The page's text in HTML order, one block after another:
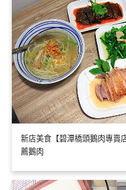
新店美食【碧潭橋頭鵝肉專賣
薦鵝肉